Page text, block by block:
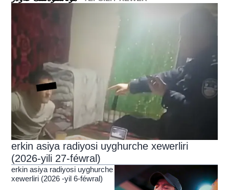
erkin asiya radiyosi uyghurche xewerliri
(2026-yili 27-féwral)
erkin asiya radiyosi uyghurche
xewerliri (2026 -yil 6-féwral)